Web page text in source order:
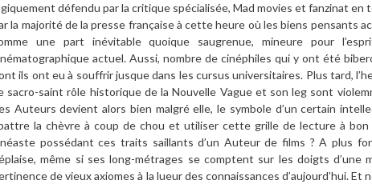
défendu par la critique spécialisée, Mad movies et fanzinat en
la majorité de la presse française à cette heure où les biens pensants
une part inévitable quoique saugrenue, mineure pour
actuel. Aussi, nombre de cinéphiles qui y ont été
ils ont eu à souffrir jusque dans les cursus universitaires. Plus tard,
sacro-saint rôle historique de la Nouvelle Vague et son leg sont
Auteurs devient alors bien malgré elle, le symbole d’un certain
la chèvre à coup de chou et utiliser cette grille de lecture à
possédant ces traits saillants d’un Auteur de films ? A plus
même si ses long-métrages se comptent sur les doigts d’une
de vieux axiomes à la lueur des connaissances d’aujourd’hui.